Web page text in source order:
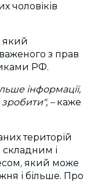
чоловіків
який
з прав
РФ.
інформації,
–каже
територій
складним і
який може
і більше. Про